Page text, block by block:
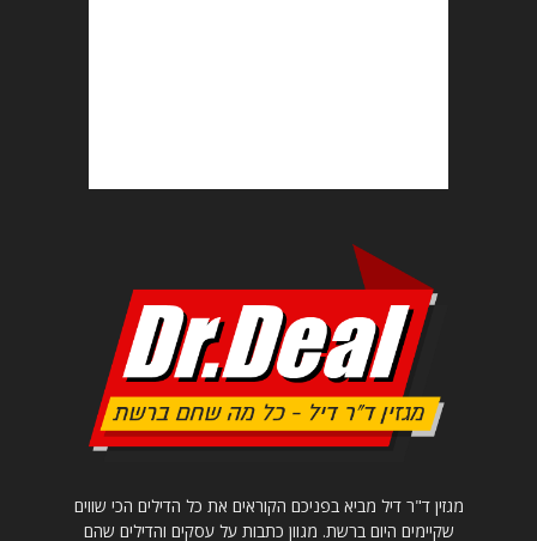
מגזין ד"ר דיל מביא בפניכם הקוראים את כל הדילים הכי שווים
שקיימים היום ברשת. מגוון כתבות על עסקים והדילים שהם